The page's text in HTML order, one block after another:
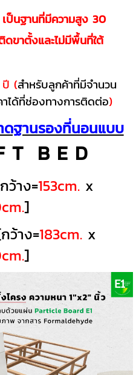
เป็นฐานที่มีความสูง 30
ขาตั้งและไม่มีพื้นที่ใต้
ปี (สำหรับลูกค้าที่มีจำนวน
ได้ที่ช่องทางการติดต่อ)
ดฐานรองที่นอนแบบ
T B E D
ว้าง=153cm.x
]
ว้าง=183cm.x
]